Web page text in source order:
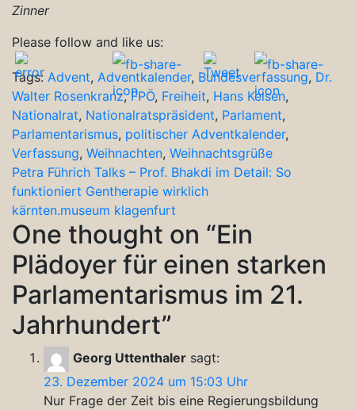
Zinner
Please follow and like us:
Tags: Advent, Adventkalender, Bundesverfassung, Dr.
Walter Rosenkranz,FPÖ, Freiheit, Hans Kelsen,
Nationalrat, Nationalratspräsident, Parlament,
Parlamentarismus, politischer Adventkalender,
Verfassung, Weihnachten, Weihnachtsgrüße
Beitragsnavigation
Petra Führich Talks – Prof. Bhakdi im Detail: So
funktioniert Gentherapie wirklich
kärnten.museum klagenfurt
One thought on “Ein
Plädoyer für einen starken
Parlamentarismus im 21.
Jahrhundert”
Georg Uttenthaler sagt:
23. Dezember 2024 um 15:03 Uhr
Nur Frage der Zeit bis eine Regierungsbildung